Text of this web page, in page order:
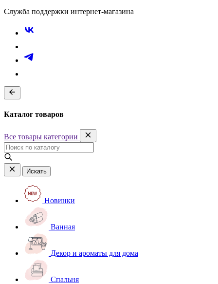
Служба поддержки интернет-магазина
Каталог товаров
Все товары категории
Искать
Новинки
Ванная
Декор и ароматы для дома
Спальня